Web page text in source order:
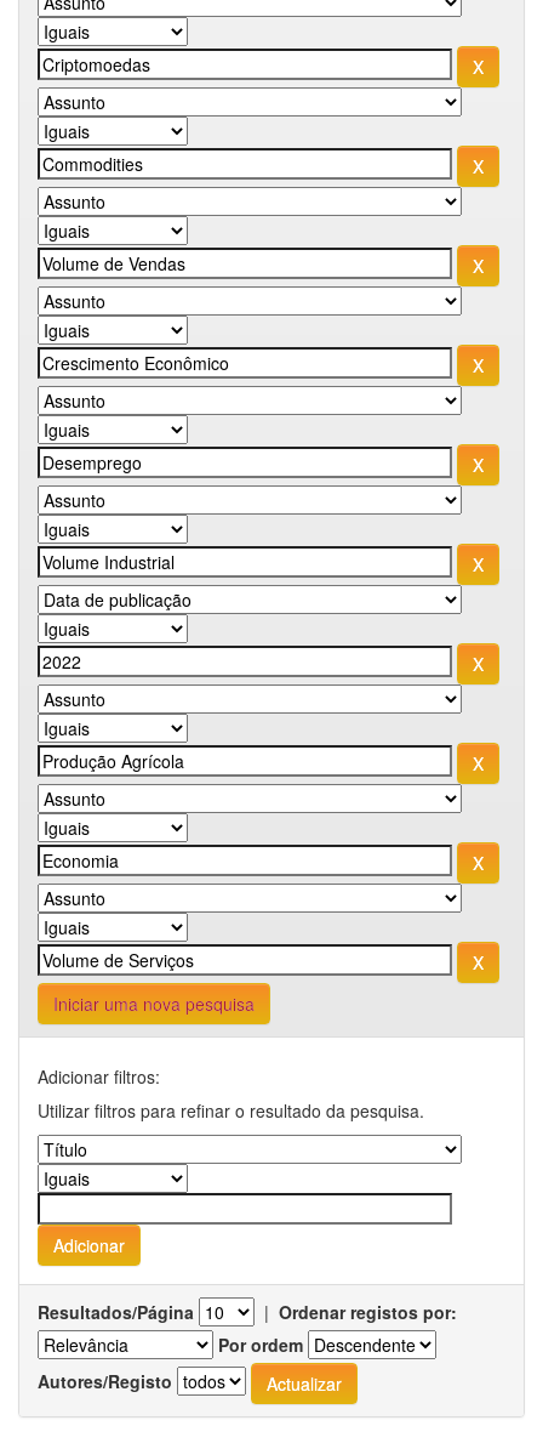
Iniciar uma nova pesquisa
Adicionar filtros:
Utilizar filtros para refinar o resultado da pesquisa.
Resultados/Página | Ordenar registos por:
Por ordem
Autores/Registo